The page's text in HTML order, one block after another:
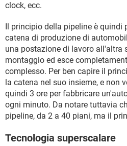
clock, ecc.
Il principio della pipeline è
catena di produzione di
una postazione di lavoro all'altra
montaggio ed esce
complesso. Per ben capire il
la catena nel suo insieme, e non
quindi 3 ore per fabbricare
ogni minuto. Da notare tuttavia
pipeline, da 2 a 40 piani, ma il
Tecnologia superscalare